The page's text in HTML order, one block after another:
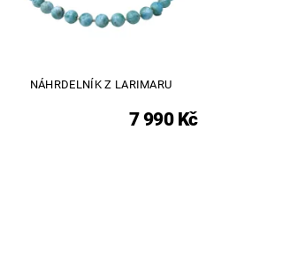
NÁHRDELNÍK Z LARIMARU
7 990 Kč